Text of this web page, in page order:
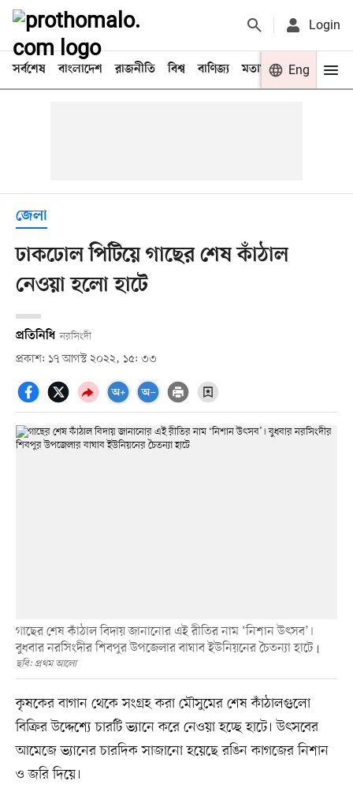
Login
সর্বশেষ বাংলাদেশ রাজনীতি বিশ্ব বাণিজ্য মতামত খেলা
Eng
জেলা
ঢাকঢোল পিটিয়ে গাছের শেষ কাঁঠাল
নেওয়া হলো হাটে
প্রতিনিধি নরসিংদী
প্রকাশ: ১৭ আগস্ট ২০২২, ১৫: ৩৩
গাছের শেষ কাঁঠাল বিদায় জানানোর এই রীতির নাম ‘নিশান উৎসব’।
বুধবার নরসিংদীর শিবপুর উপজেলার বাঘাব ইউনিয়নের চৈতন্যা হাটে
ছবি: প্রথম আলো
কৃষকের বাগান থেকে সংগ্রহ করা মৌসুমের শেষ কাঁঠালগুলো
বিক্রির উদ্দেশ্যে চারটি ভ্যানে করে নেওয়া হচ্ছে হাটে। উৎসবের
আমেজে ভ্যানের চারদিক সাজানো হয়েছে রঙিন কাগজের নিশান
ও জরি দিয়ে।